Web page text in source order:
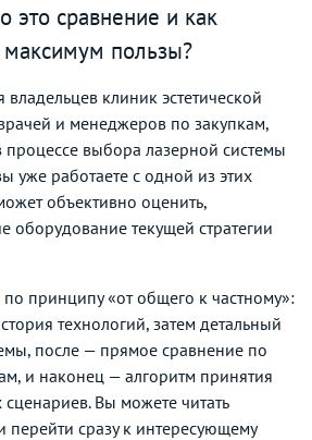
это сравнение и как
максимум пользы?
клиник эстетической
и менеджеров по закупкам,
процессе выбора лазерной системы
уже работаете с одной из этих
объективно оценить,
оборудование текущей стратегии
по принципу «от общего к частному»:
технологий, затем детальный
после — прямое сравнение по
и наконец — алгоритм принятия
Вы можете читать
перейти сразу к интересующему